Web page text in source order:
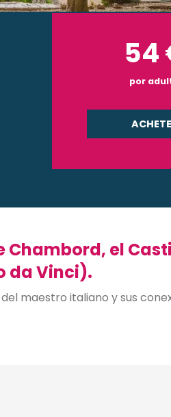
54
por
Chambord, el
da Vinci).
maestro italiano y sus